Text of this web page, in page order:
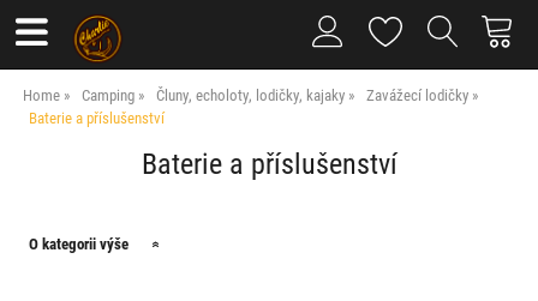
Home Camping Čluny, echoloty, lodičky, kajaky
Zavážecí lodičky
Baterie a příslušenství
Baterie a příslušenství
O kategorii výše